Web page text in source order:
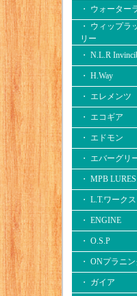
・ ウォーター
・ ウィップラ
リー
・ N.L.R
・ H.Way
・ エレメンツ
・ エコギア
・ エドモン
・ エバーグリ
・ MPB LURES
・ L.T.ワークス
・ ENGINE
・ O.S.P
・ ONプラニ
・ ガイア